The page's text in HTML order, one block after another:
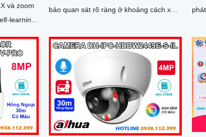
và zoom
learning
và
mặt
bảo quan sát rõ ràng ở khoảng cách xa.
camera...
thẻ